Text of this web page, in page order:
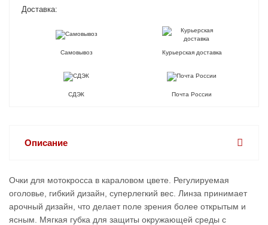
Доставка:
Самовывоз Курьерская доставка
СДЭК Почта России
Описание
Очки для мотокросса в караловом цвете. Регулируемая
оголовье, гибкий дизайн, суперлегкий вес. Линза принимает
арочный дизайн, что делает поле зрения более открытым и
ясным. Мягкая губка для защиты окружающей среды с